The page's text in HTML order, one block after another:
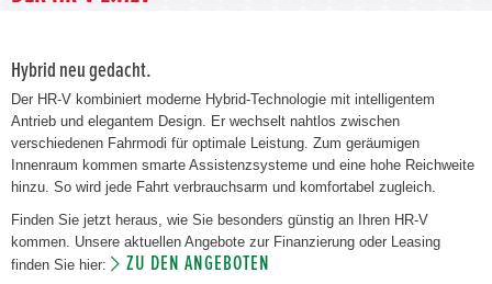
Hybrid neu gedacht.
Der HR-V kombiniert moderne Hybrid-Technologie mit intelligentem
Antrieb und elegantem Design. Er wechselt nahtlos zwischen
verschiedenen Fahrmodi für optimale Leistung. Zum geräumigen
Innenraum kommen smarte Assistenzsysteme und eine hohe Reichweite
hinzu. So wird jede Fahrt verbrauchsarm und komfortabel zugleich.
Finden Sie jetzt heraus, wie Sie besonders günstig an Ihren HR-V
kommen. Unsere aktuellen Angebote zur Finanzierung oder Leasing
finden Sie hier:
ZU DEN ANGEBOTEN